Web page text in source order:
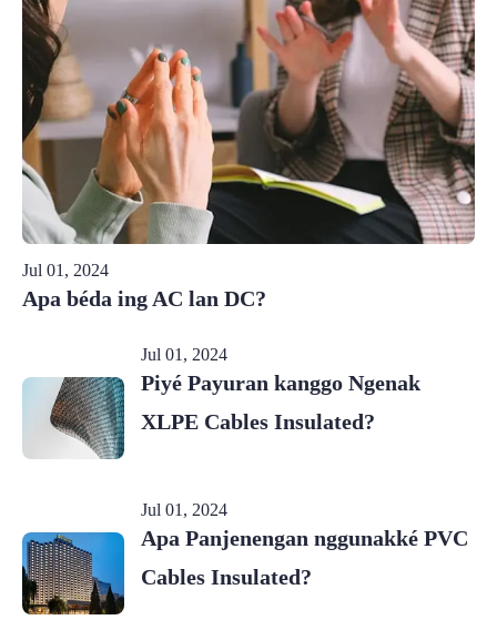
Jul 01, 2024
Apa béda ing AC lan DC?
Jul 01, 2024
Piyé Payuran kanggo Ngenak
XLPE Cables Insulated?
Jul 01, 2024
Apa Panjenengan nggunakké PVC
Cables Insulated?